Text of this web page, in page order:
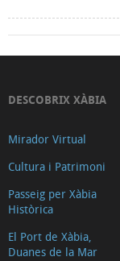
DESCOBRIX XÀBIA
Mirador Virtual
Cultura i Patrimoni
Passeig per Xàbia
Històrica
El Port de Xàbia,
Duanes de la Mar